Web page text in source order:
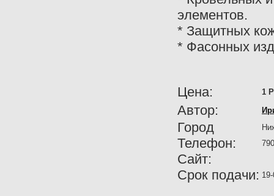
элементов.
* Защитных
* Фасонных
Цена: 1
Автор:
Город
Телефон:
Сайт:
Срок подачи: